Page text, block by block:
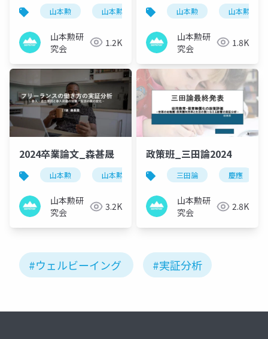
山本勲 山本勲研究会 計量経済 stata
山本勲研
究会
1.2K
山本勲 山本勲研究
山本勲研
究会
1.8K
2024卒業論文_森甚晟
山本勲 山本勲研究会 計量経済 stata
山本勲研
究会
3.2K
政策班_三田論2024
三田論 慶應
山本勲研
究会
2.8K
#ウェルビーイング #実証分析